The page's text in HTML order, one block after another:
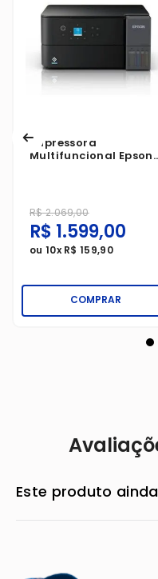
Impressora
Multifuncional Epson
R$2.069,00
R$ 1.599,00
ou 10xR$ 159,90
COMPRAR
Este produto